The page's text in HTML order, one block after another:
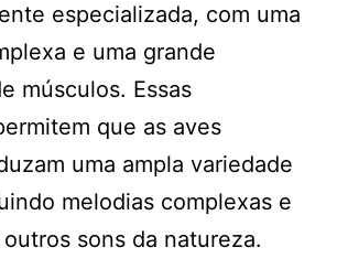
especializada, com uma
e uma grande
músculos. Essas
que as aves
uma ampla variedade
melodias complexas e
sons da natureza.